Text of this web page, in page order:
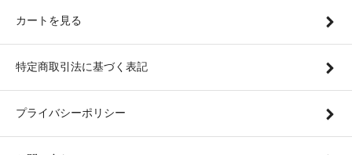
カートを見る
特定商取引法に基づく表記
プライバシーポリシー